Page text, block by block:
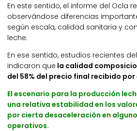
En este sentido, el informe del Ocla
observándose diferencias
según escala, calidad sanitaria y
leche.
En ese sentido, estudios recientes
indicaron que la calidad
del 58% del precio final recibido
El escenario para la producción
una relativa estabilidad en los
por cierta desaceleración en
operativos.